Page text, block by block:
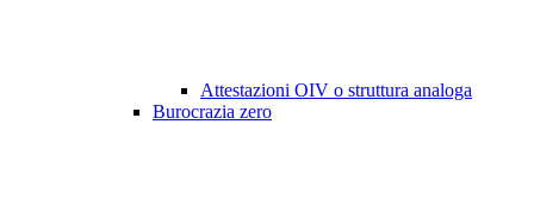
Attestazioni OIV o struttura analoga
Burocrazia zero